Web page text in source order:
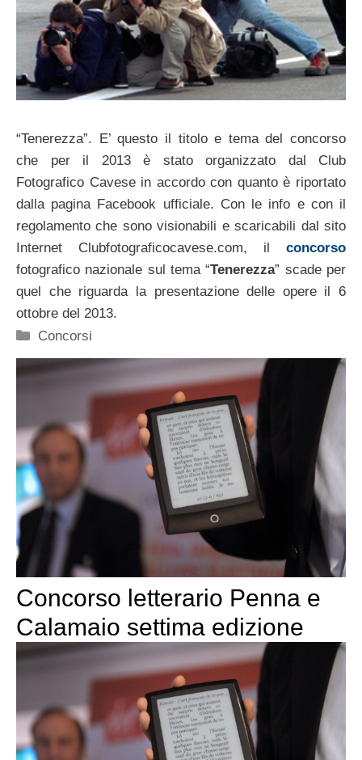
“Tenerezza”. E’ questo il titolo e tema del concorso
che per il 2013 è stato organizzato dal Club
Fotografico Cavese in accordo con quanto è riportato
dalla pagina Facebook ufficiale. Con le info e con il
regolamento che sono visionabili e scaricabili dal sito
Internet Clubfotograficocavese.com, il concorso
fotografico nazionale sul tema “Tenerezza” scade per
quel che riguarda la presentazione delle opere il 6
ottobre del 2013.
Categorie
Concorsi
Concorso letterario Penna e
Calamaio settima edizione